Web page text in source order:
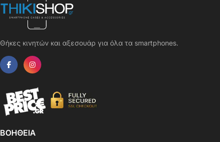
Θήκες κινητών και αξεσουάρ για όλα τα smartphones.
ΒΟΗΘΕΙΑ